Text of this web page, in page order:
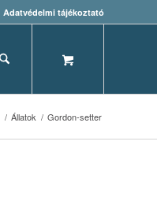
Adatvédelmi tájékoztató
/ Állatok / Gordon-setter